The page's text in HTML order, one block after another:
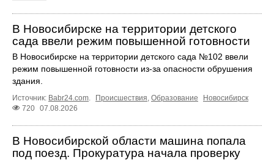
В Новосибирске на территории детского
сада ввели режим повышенной готовности
В Новосибирске на территории детского сада №102 ввели
режим повышенной готовности из-за опасности обрушения
здания.
Источник: Babr24.com. Происшествия, Образование
Новосибирск
720 07.08.2026
В Новосибирской области машина попала
под поезд. Прокуратура начала проверку